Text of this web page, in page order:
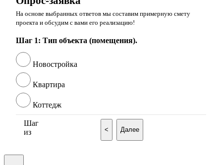
На основе выбранных ответов мы составим примерную смету
проекта и обсудим с вами его реализацию!
Шаг 1: Тип объекта (помещения).
Новостройка
Квартира
Коттедж
Шаг
из
< Далее